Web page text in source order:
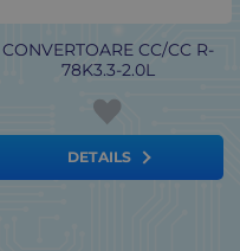
CONVERTOARE CC/CC R-
78K3.3-2.0L
DETAILS